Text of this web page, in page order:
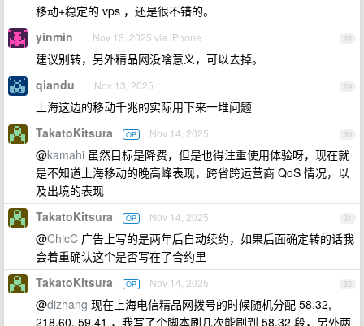
移动+稳定的 vps ，还是很不错的。
28
yinmin Nov 13, 2025 via iPhone
建议别转，另外精品网没啥意义，可以去掉。
29
qiandu Nov 13, 2025
上海这边的移动千兆的实际用下来一堆问题
30
TakatoKitsura OP Nov 14, 2025
@kamahi 虽然目标是降费，但是也得注重使用体验呀，现在就
是不知道上海移动的晚高峰表现，跨省跨运营商 QoS 情况，以
及出境的表现
31
TakatoKitsura OP Nov 14, 2025
@ChicC 广告上写的是两年后自动续约，如果后面确定转的话我
会着重确认这个是否写在了合约里
32
TakatoKitsura OP Nov 14, 2025
@dizhang 现在上海电信精品网拨号的时候随机分配 58.32,
218.60, 59.41 ，我写了个脚本刷几次能刷到 58.32 段，另外两